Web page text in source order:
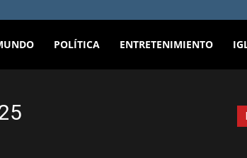
POLÍTICA ENTRETENIMIENTO